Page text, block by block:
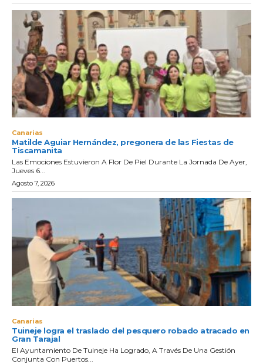
Canarias
Matilde Aguiar Hernández, pregonera de las Fiestas de
Tiscamanita
Las Emociones Estuvieron A Flor De Piel Durante La Jornada De Ayer,
Jueves 6...
Agosto 7, 2026
Canarias
Tuineje logra el traslado del pesquero robado atracado en
Gran Tarajal
El Ayuntamiento De Tuineje Ha Logrado, A Través De Una Gestión
Conjunta Con Puertos...